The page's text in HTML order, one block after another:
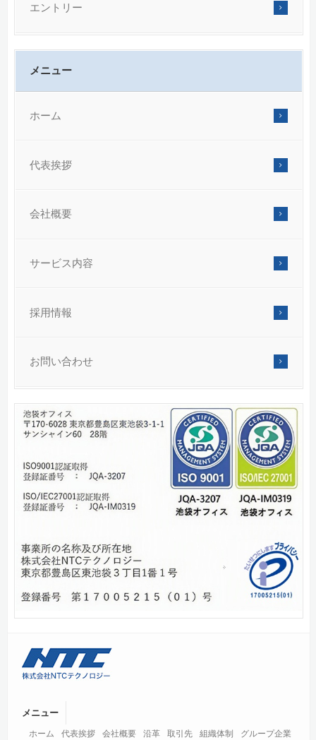
エントリー
メニュー
ホーム
代表挨拶
会社概要
サービス内容
採用情報
お問い合わせ
メニュー
ホーム 代表挨拶 会社概要 沿革 取引先 組織体制 グループ企業